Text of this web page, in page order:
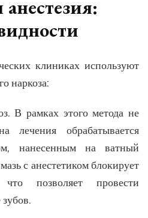
клиниках используют
наркоза:
В рамках этого метода не
лечения обрабатывается
нанесенным на ватный
с анестетиком блокирует
позволяет провести